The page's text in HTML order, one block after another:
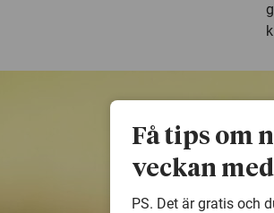
Få tips om
veckan
PS. Det är gratis och